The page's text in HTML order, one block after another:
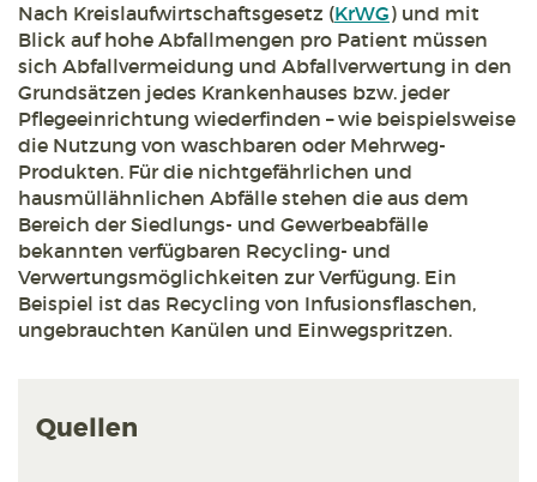
Nach Kreislaufwirtschaftsgesetz (KrWG) und mit
Blick auf hohe Abfallmengen pro Patient müssen
sich Abfallvermeidung und Abfallverwertung in den
Grundsätzen jedes Krankenhauses bzw. jeder
Pflegeeinrichtung wiederfinden – wie beispielsweise
die Nutzung von waschbaren oder Mehrweg-
Produkten. Für die nichtgefährlichen und
hausmüllähnlichen Abfälle stehen die aus dem
Bereich der Siedlungs- und Gewerbeabfälle
bekannten verfügbaren Recycling- und
Verwertungsmöglichkeiten zur Verfügung. Ein
Beispiel ist das Recycling von Infusionsflaschen,
ungebrauchten Kanülen und Einwegspritzen.
Quellen